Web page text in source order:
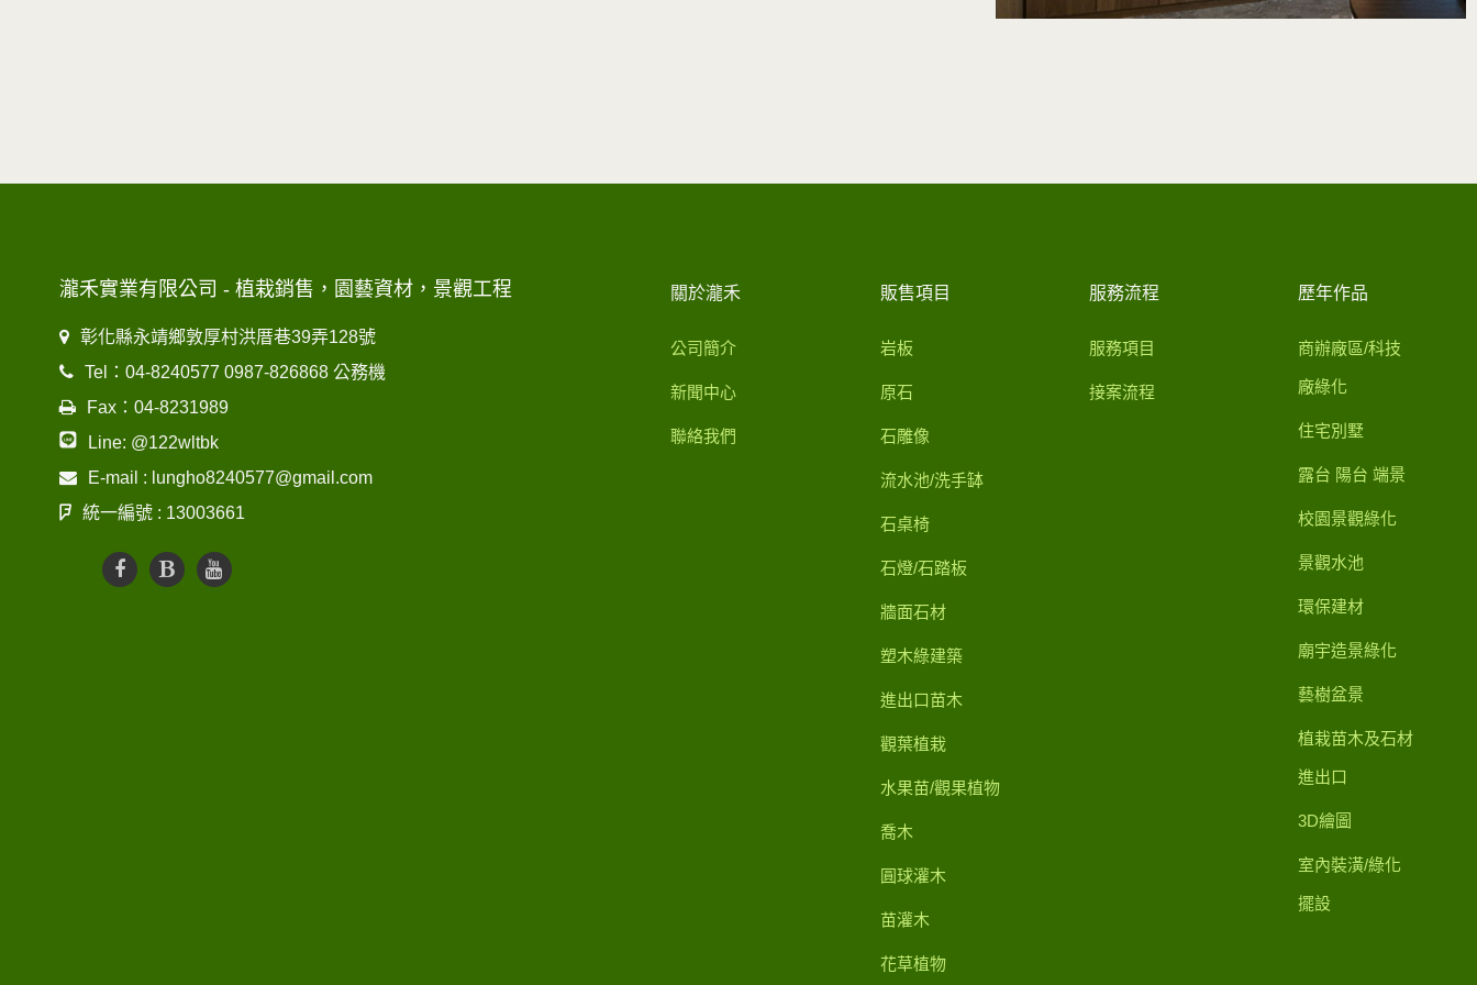
瀧禾實業有限公司 - 植栽銷售，園藝資材，景觀工程
彰化縣永靖鄉敦厚村洪厝巷39弄128號
Tel：04-8240577 0987-826868 公務機
Fax：04-8231989
Line: @122wltbk
E-mail : lungho8240577@gmail.com
統一編號 : 13003661
關於瀧禾
公司簡介
新聞中心
聯絡我們
販售項目
岩板
原石
石雕像
流水池/洗手缽
石桌椅
石燈/石踏板
牆面石材
塑木綠建築
進出口苗木
觀葉植栽
水果苗/觀果植物
喬木
圓球灌木
苗灌木
花草植物
服務流程
服務項目
接案流程
歷年作品
商辦廠區/科技
廠綠化
住宅別墅
露台 陽台 端景
校園景觀綠化
景觀水池
環保建材
廟宇造景綠化
藝樹盆景
植栽苗木及石材
進出口
3D繪圖
室內裝潢/綠化
擺設